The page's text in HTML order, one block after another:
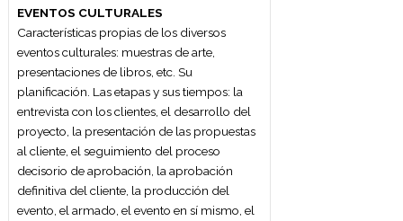
del evento.
CATERING
Definición de catering y sus características
especiales. Clasificación de catering según
el mercado al que va dirigido: Catering de
transporte, catering colectivo y social.
Catering especial o de alta gama.
Clasificación de catering según el espacio